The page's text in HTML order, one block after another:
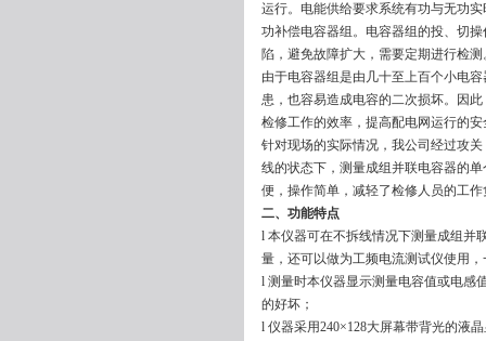
运行。电能供给要求系统有功与无功
功补偿电容器组。电容器组的投、切
陷，避免故障扩大，需要定期进行检
由于电容器组是由几十至上百个小电
患，也容易造成电容的二次损坏。因
检修工作的效率，提高配电网运行的安
针对现场的实际情况，我公司经过攻
线的状态下，测量成组并联电容器的
便，操作简单，减轻了检修人员的工
二、功能特点
l 本仪器可在不拆线情况下测量成组并
量，还可以做为工频电流测试仪使用
l 测量时本仪器显示测量电容值或电感
的好坏；
l 仪器采用240×128大屏幕带背光的液